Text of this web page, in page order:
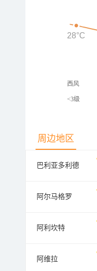
西风
<3级
28°C
周边地区
巴利亚多利德
阿尔马格罗
阿利坎特
阿维拉